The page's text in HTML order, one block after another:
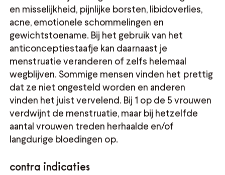
en misselijkheid, pijnlijke borsten, libidoverlies,
acne, emotionele schommelingen en
gewichtstoename. Bij het gebruik van het
anticonceptiestaafje kan daarnaast je
menstruatie veranderen of zelfs helemaal
wegblijven. Sommige mensen vinden het prettig
dat ze niet ongesteld worden en anderen
vinden het juist vervelend. Bij 1 op de 5 vrouwen
verdwijnt de menstruatie, maar bij hetzelfde
aantal vrouwen treden herhaalde en/of
langdurige bloedingen op.
contra indicaties